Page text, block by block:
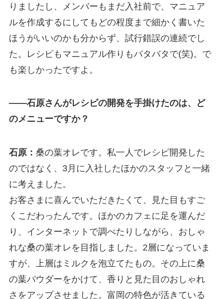
りましたし、メンバーもまだ入社前で、マニュア
ルを作成するにしてもどの程度まで細かく書いた
ほうがいいのかも分からず、試行錯誤の連続でし
た。レシピもマニュアル作りもバタバタで(笑)。で
も楽しかったですよ。
――石原さんがレシピの開発を手掛けたのは、ど
のメニューですか？
石原： 桑の葉オレです。私一人でレシピ開発した
のではなく、3月に入社したほかのスタッフと一緒
に考えました。
お客さまに喜んでいただきたくて、見た目もすご
くこだわったんです。ほかのカフェに足を運んだ
り、インターネットで調べたりしながら、おしゃ
れな桑の葉オレを目指しました。2層になっていま
すが、上層はミルクを泡立てたもの。その上に桑
の葉パウダーをかけて、香りと見た目のおしゃれ
さをアップさせました。富岡の特色が活きている